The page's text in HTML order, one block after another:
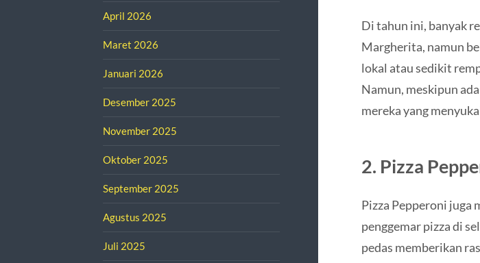
April 2026
Maret 2026
Januari 2026
Desember 2025
November 2025
Oktober 2025
September 2025
Agustus 2025
Juli 2025
Di tahun ini, banyak
Margherita, namun
lokal atau sedikit
Namun, meskipun
mereka yang
2. Pizza
Pizza Pepperoni juga
penggemar pizza di
pedas memberikan